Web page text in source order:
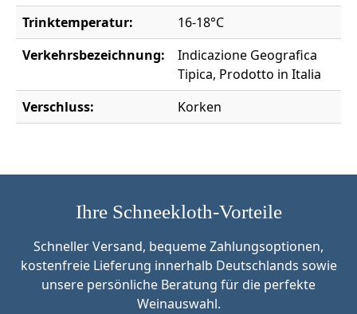
Trinktemperatur:
16-18°C
Verkehrsbezeichnung:
Indicazione Geografica
Tipica, Prodotto in Italia
Verschluss:
Korken
Ihre Schneekloth-Vorteile
Schneller Versand, bequeme Zahlungsoptionen,
kostenfreie Lieferung innerhalb Deutschlands sowie
unsere persönliche Beratung für die perfekte
Weinauswahl.